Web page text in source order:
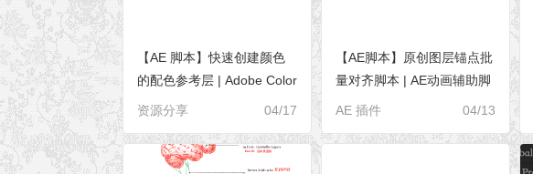
【AE 脚本】快速创建颜色
的配色参考层 | Adobe Color
Theme 替代功能
资源分享 04/17
【AE脚本】原创图层锚点批
量对齐脚本 | AE动画辅助脚
本
AE 插件 04/13